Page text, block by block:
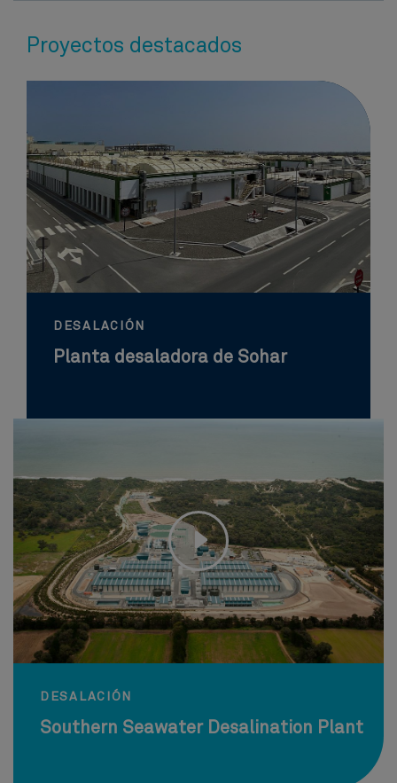
Proyectos destacados
DESALACIÓN
Planta desaladora de Sohar
DESALACIÓN
Southern Seawater Desalination Plant